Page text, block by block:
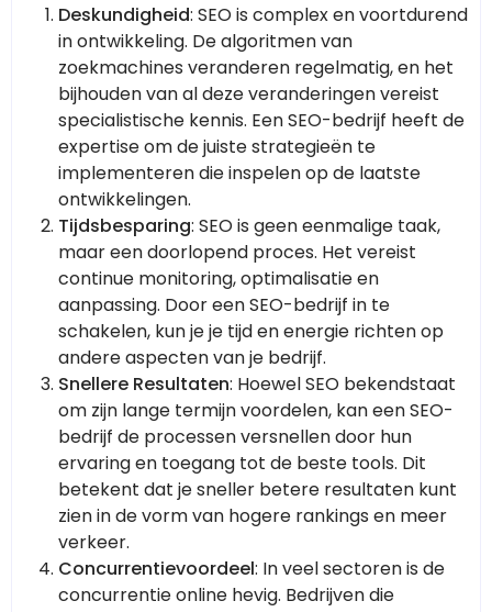
Deskundigheid: SEO is complex en voortdurend
in ontwikkeling. De algoritmen van
zoekmachines veranderen regelmatig, en het
bijhouden van al deze veranderingen vereist
specialistische kennis. Een SEO-bedrijf heeft de
expertise om de juiste strategieën te
implementeren die inspelen op de laatste
ontwikkelingen.
Tijdsbesparing: SEO is geen eenmalige taak,
maar een doorlopend proces. Het vereist
continue monitoring, optimalisatie en
aanpassing. Door een SEO-bedrijf in te
schakelen, kun je je tijd en energie richten op
andere aspecten van je bedrijf.
Snellere Resultaten: Hoewel SEO bekendstaat
om zijn lange termijn voordelen, kan een SEO-
bedrijf de processen versnellen door hun
ervaring en toegang tot de beste tools. Dit
betekent dat je sneller betere resultaten kunt
zien in de vorm van hogere rankings en meer
verkeer.
Concurrentievoordeel: In veel sectoren is de
concurrentie online hevig. Bedrijven die